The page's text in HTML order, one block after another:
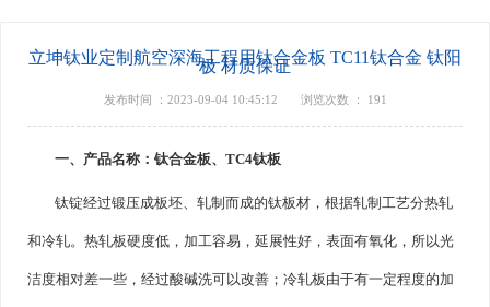
立坤钛业定制航空深海工程用钛合金板 TC11钛合金 钛阳
极 材质保证
发布时间 ：2023-09-04 10:45:12 浏览次数 ： 191
一、产品名称：钛合金板、TC4钛板
钛锭经过锻压成板坯、轧制而成的钛板材，根据轧制工艺分热轧
和冷轧。热轧板硬度低，加工容易，延展性好，表面有氧化，所以光
洁度相对差一些，经过酸碱洗可以改善；冷轧板由于有一定程度的加